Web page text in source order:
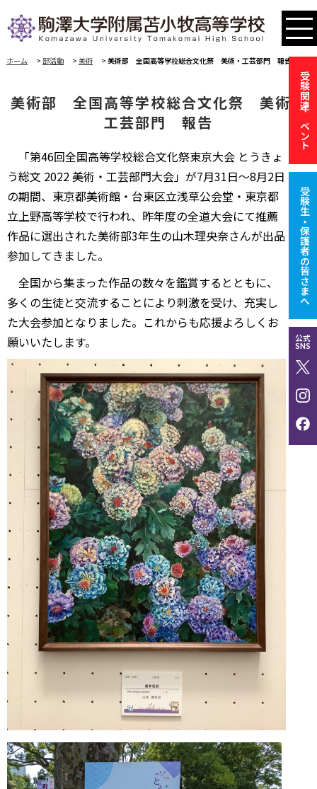
受験関連イベント
受験生・保護者の皆さまへ
公式
SNS
ホーム > 部活動 > 美術 > 美術部 全国高等学校総合文化祭 美術・工芸部門 報告
美術部 全国高等学校総合文化祭 美術・
工芸部門 報告
「第46回全国高等学校総合文化祭東京大会 とうきょ
う総文 2022 美術・工芸部門大会」が7月31日～8月2日
の期間、東京都美術館・台東区立浅草公会堂・東京都
立上野高等学校で行われ、昨年度の全道大会にて推薦
作品に選出された美術部3年生の山木理央奈さんが出品
参加してきました。
全国から集まった作品の数々を鑑賞するとともに、
多くの生徒と交流することにより刺激を受け、充実し
た大会参加となりました。これからも応援よろしくお
願いいたします。